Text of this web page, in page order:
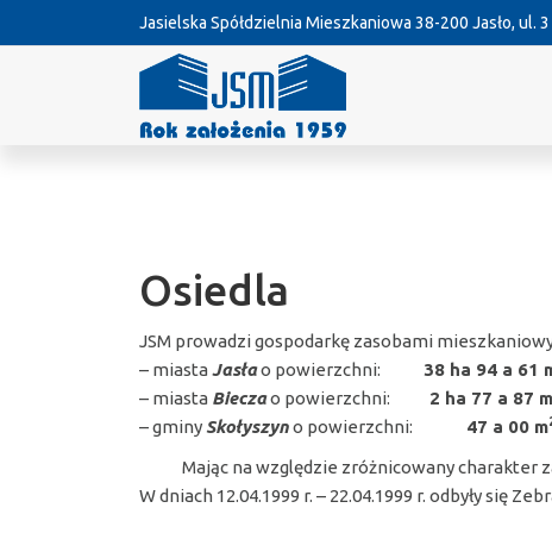
Jasielska Spółdzielnia Mieszkaniowa 38-200 Jasło, ul.
Osiedla
JSM prowadzi gospodarkę zasobami
– miastaJasłao powierzchni: 38 ha 94 a 61
– miasta Bieczao powierzchni: 2 ha 77 a 87 m
– gminy Skołyszyno powierzchni: 47 a 00 m
Mając na względzie zróżnicowany charakter
W dniach 12.04.1999 r. – 22.04.1999 r. odbyły się